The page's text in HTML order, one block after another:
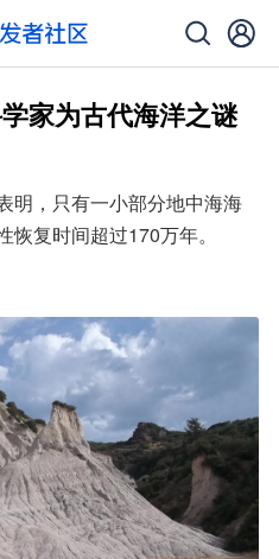
家为古代海洋之谜
明，只有一小部分地中海海
复时间超过170万年。